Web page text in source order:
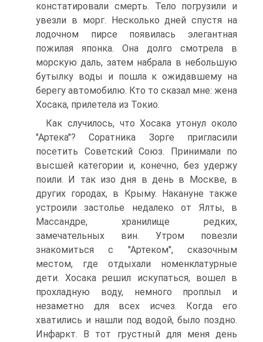
констатировали смерть. Тело погрузили и
увезли в морг. Несколько дней спустя на
лодочном пирсе появилась элегантная
пожилая японка. Она долго смотрела в
морскую даль, затем набрала в небольшую
бутылку воды и пошла к ожидавшему на
берегу автомобилю. Кто то сказал мне: жена
Хосака, прилетела из Токио.
Как случилось, что Хосака утонул около
"Артека"? Соратника Зорге пригласили
посетить Советский Союз. Принимали по
высшей категории и, конечно, без удержу
поили. И так изо дня в день в Москве, в
других городах, в Крыму. Накануне также
устроили застолье недалеко от Ялты, в
Массандре, хранилище редких,
замечательных вин. Утром повезли
знакомиться с "Артеком", сказочным
местом, где отдыхали номенклатурные
дети. Хосака решил искупаться, вошел в
прохладную воду, немного проплыл и
незаметно для всех исчез. Когда его
хватились и нашли под водой, было поздно.
Инфаркт. В тот грустный для меня день